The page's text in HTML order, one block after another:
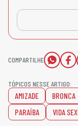
COMPARTILHE
TÓPICOS NESSE ARTIGO:
AMIZADE BRONCA
PARAÍBA
VIDA